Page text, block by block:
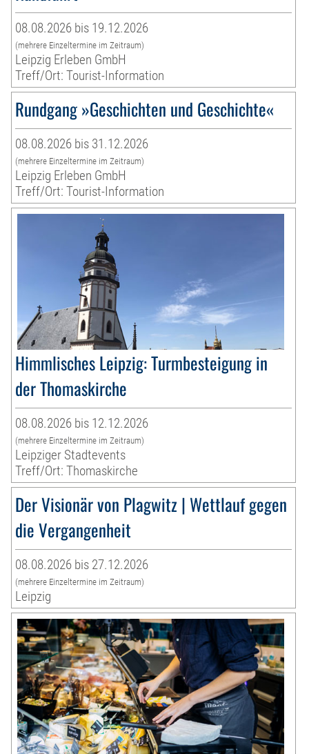
08.08.2026 bis 19.12.2026
(mehrere Einzeltermine im Zeitraum)
Leipzig Erleben GmbH
Treff/Ort: Tourist-Information
Rundgang »Geschichten und Geschichte«
08.08.2026 bis 31.12.2026
(mehrere Einzeltermine im Zeitraum)
Leipzig Erleben GmbH
Treff/Ort: Tourist-Information
Himmlisches Leipzig: Turmbesteigung in
der Thomaskirche
08.08.2026 bis 12.12.2026
(mehrere Einzeltermine im Zeitraum)
Leipziger Stadtevents
Treff/Ort: Thomaskirche
Der Visionär von Plagwitz | Wettlauf gegen
die Vergangenheit
08.08.2026 bis 27.12.2026
(mehrere Einzeltermine im Zeitraum)
Leipzig